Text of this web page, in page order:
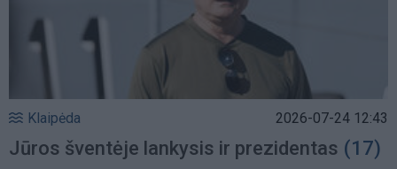
Klaipėda 2026-07-24 12:43
Jūros šventėje lankysis ir prezidentas (17)